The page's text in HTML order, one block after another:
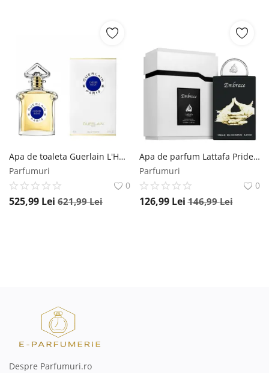
Apa de toaleta Guerlain L'Heure Bleu, 75 ml, pentru femei Guerlain
Parfumuri
0
525,99 Lei 621,99Lei
Apa de parfum Lattafa Pride Embrance, 100 ml, unisex Lattafa
Parfumuri
0
126,99 Lei 146,99Lei
Despre Parfumuri.ro